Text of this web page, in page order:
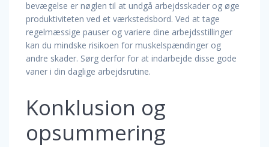
bevægelse er nøglen til at undgå arbejdsskader og øge
produktiviteten ved et værkstedsbord. Ved at tage
regelmæssige pauser og variere dine arbejdsstillinger
kan du mindske risikoen for muskelspændinger og
andre skader. Sørg derfor for at indarbejde disse gode
vaner i din daglige arbejdsrutine.
Konklusion og
opsummering